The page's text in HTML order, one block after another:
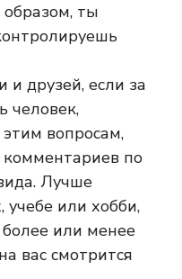
ты
и друзей, если за
человек,
вопросам,
комментариев по
Лучше
учебе или хобби,
или менее
вас смотрится